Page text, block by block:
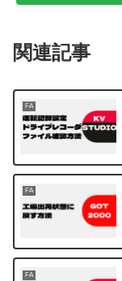
関連記事
FA
FA
FA